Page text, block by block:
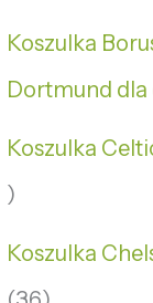
Koszulka
Dortmund dla
Koszulka
Koszulka